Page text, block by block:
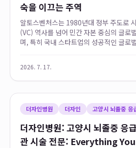
숙을 이끄는 주역
알토스벤처스는 1980년대 정부 주도로
(VC) 역사를 넘어 민간 자본 중심의 글로
며, 특히 국내 스타트업의 성공적인 글로
2026. 7. 17.
더자인병원 더자인 고양시 뇌졸중 응
더자인병원: 고양시 뇌졸중 응
관 시술 전문: Everything